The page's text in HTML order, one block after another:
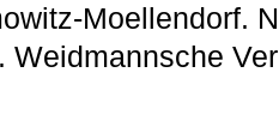
Moellendorf.
Weidmannsche